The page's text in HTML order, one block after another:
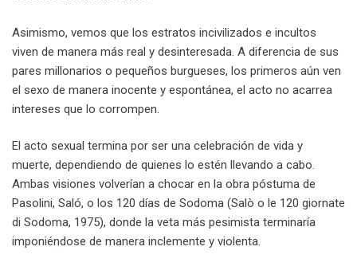
Asimismo, vemos que los estratos incivilizados e incultos
viven de manera más real y desinteresada. A diferencia de sus
pares millonarios o pequeños burgueses, los primeros aún ven
el sexo de manera inocente y espontánea, el acto no acarrea
intereses que lo corrompen.
El acto sexual termina por ser una celebración de vida y
muerte, dependiendo de quienes lo estén llevando a cabo.
Ambas visiones volverían a chocar en la obra póstuma de
Pasolini, Saló, o los 120 días de Sodoma (Salò o le 120 giornate
di Sodoma, 1975), donde la veta más pesimista terminaría
imponiéndose de manera inclemente y violenta.